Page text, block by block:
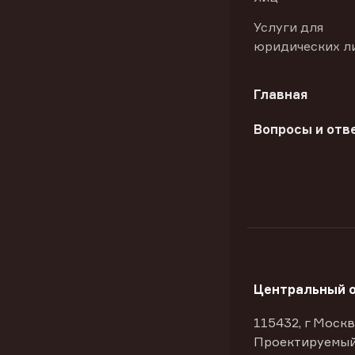
Услуги для
юридических
Главная
Вопросы и
Центральный
115432, г